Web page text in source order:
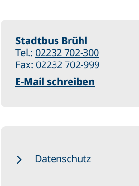
Stadtbus Brühl
Tel.: 02232 702-300
Fax: 02232 702-999
E-Mail schreiben
Datenschutz